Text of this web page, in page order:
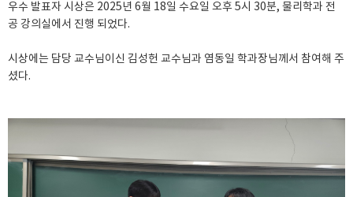
우수 발표자 시상은 2025년 6월 18일 수요일 오후 5시 30분, 물리학과 전
공 강의실에서 진행 되었다.
시상에는 담당 교수님이신 김성헌 교수님과 염동일 학과장님께서 참여해 주
셨다.